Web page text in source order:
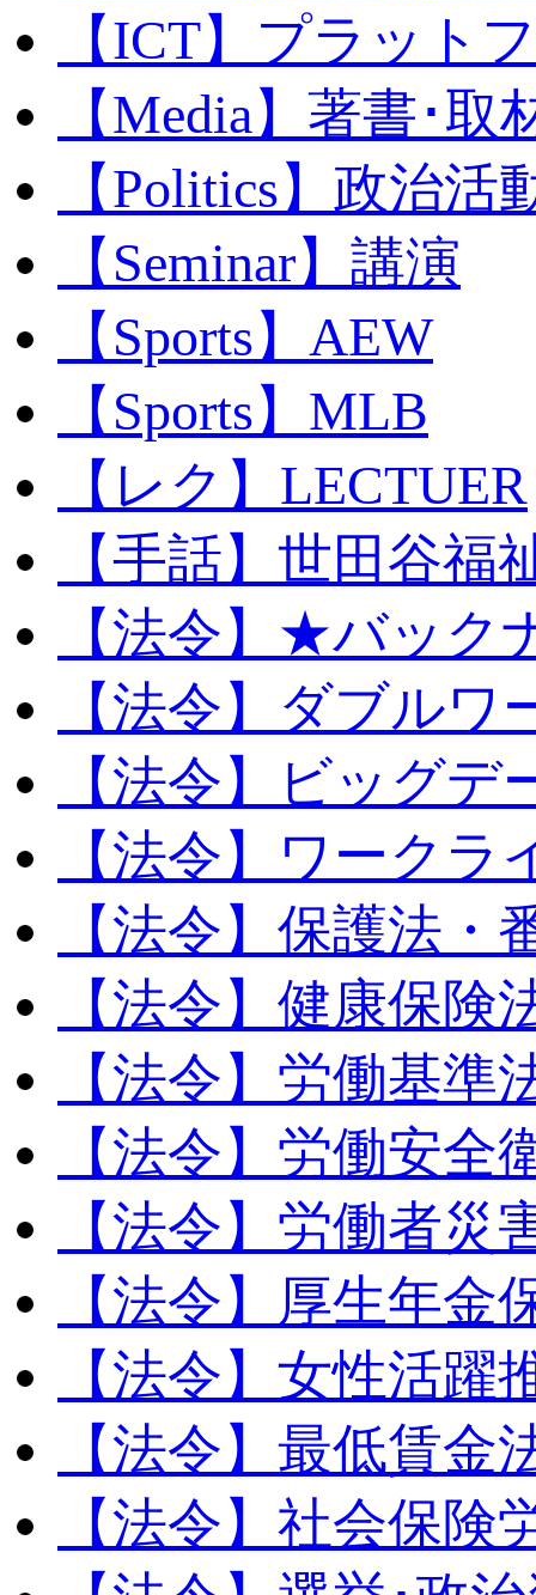
【ICT】プラット
【Media】著書･取
【Politics】政治活
【Seminar】講演
【Sports】AEW
【Sports】MLB
【レク】LECTUER
【手話】世田谷福
【法令】★バック
【法令】ダブルワ
【法令】ビッグデ
【法令】ワークラ
【法令】保護法・
【法令】健康保険
【法令】労働基準
【法令】労働安全
【法令】労働者災
【法令】厚生年金
【法令】女性活躍
【法令】最低賃金
【法令】社会保険